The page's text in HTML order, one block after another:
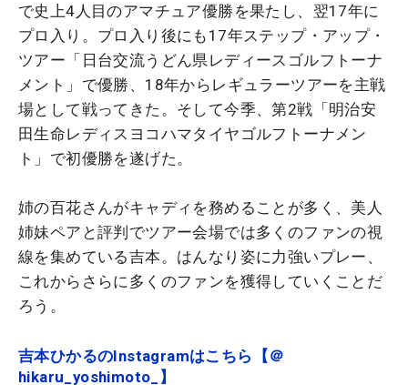
で史上4人目のアマチュア優勝を果たし、翌17年に
プロ入り。プロ入り後にも17年ステップ・アップ・
ツアー「日台交流うどん県レディースゴルフトーナ
メント」で優勝、18年からレギュラーツアーを主戦
場として戦ってきた。そして今季、第2戦「明治安
田生命レディスヨコハマタイヤゴルフトーナメン
ト」で初優勝を遂げた。
姉の百花さんがキャディを務めることが多く、美人
姉妹ペアと評判でツアー会場では多くのファンの視
線を集めている吉本。はんなり姿に力強いプレー、
これからさらに多くのファンを獲得していくことだ
ろう。
吉本ひかるのInstagramはこちら【＠
hikaru_yoshimoto_】